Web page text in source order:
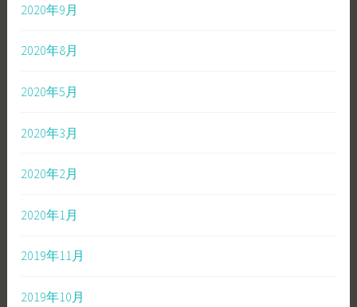
2020年9月
2020年8月
2020年5月
2020年3月
2020年2月
2020年1月
2019年11月
2019年10月